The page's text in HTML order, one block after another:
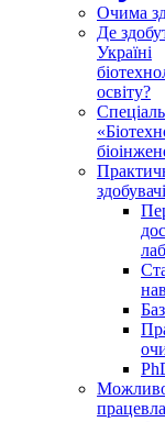
Очима
Де
Україні
освіту?